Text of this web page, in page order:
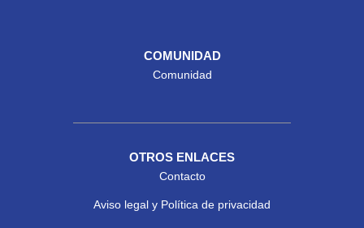
COMUNIDAD
Comunidad
OTROS ENLACES
Contacto
Aviso legal y Política de privacidad